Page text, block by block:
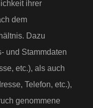
ihrer
dem
Dazu
und Stammdaten
etc.), als auch
Telefon, etc.),
genommene